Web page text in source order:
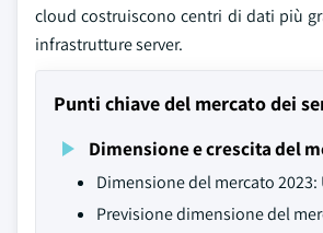
cloud costruiscono centri di dati più
infrastrutture server.
Punti chiave del mercato dei
Dimensione e crescita del
Dimensione del mercato 2023:
Previsione dimensione del